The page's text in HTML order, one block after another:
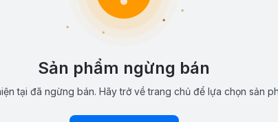
Sản phẩm ngừng bán
tại đã ngừng bán. Hãy trở về trang chủ để lựa chọn sản